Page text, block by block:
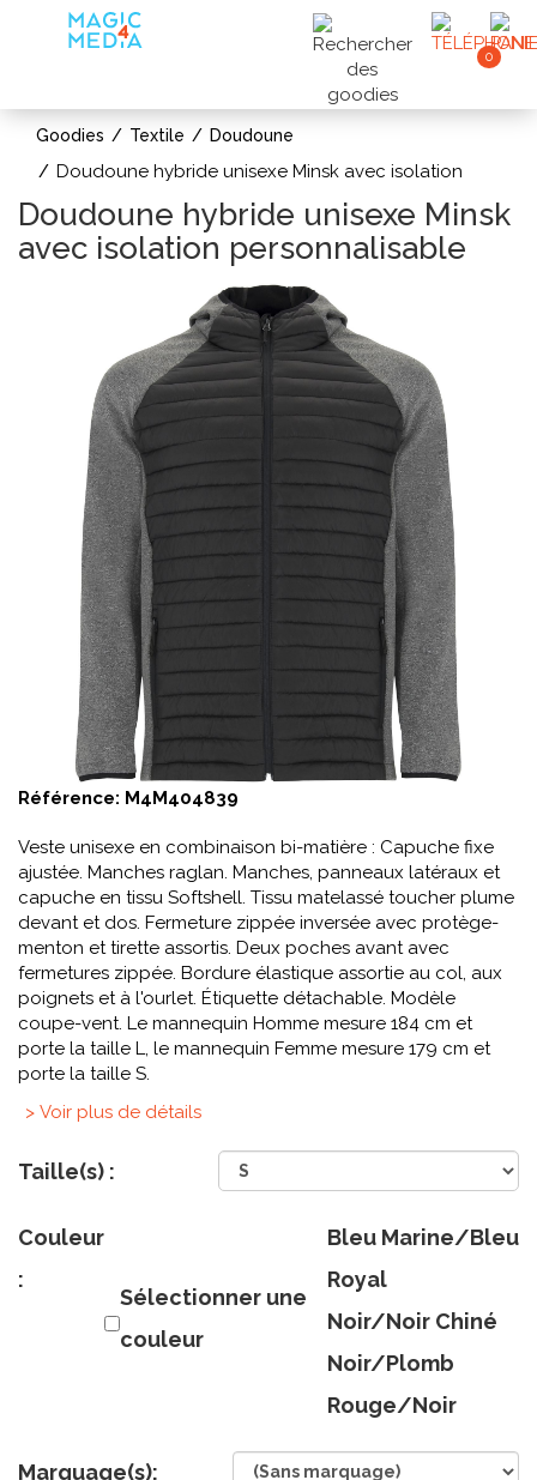
0
Goodies Textile Doudoune
Doudoune hybride unisexe Minsk avec isolation
Doudoune hybride unisexe Minsk
avec isolation personnalisable
Référence: M4M404839
Veste unisexe en combinaison bi-matière : Capuche fixe
ajustée. Manches raglan. Manches, panneaux latéraux et
capuche en tissu Softshell. Tissu matelassé toucher plume
devant et dos. Fermeture zippée inversée avec protège-
menton et tirette assortis. Deux poches avant avec
fermetures zippée. Bordure élastique assortie au col, aux
poignets et à l'ourlet. Étiquette détachable. Modèle
coupe-vent. Le mannequin Homme mesure 184 cm et
porte la taille L, le mannequin Femme mesure 179 cm et
porte la taille S.
> Voir plus de détails
Taille(s) :
Couleur
:
Sélectionner une
couleur
Bleu Marine/Bleu
Royal
Noir/Noir Chiné
Noir/Plomb
Rouge/Noir
Marquage(s):